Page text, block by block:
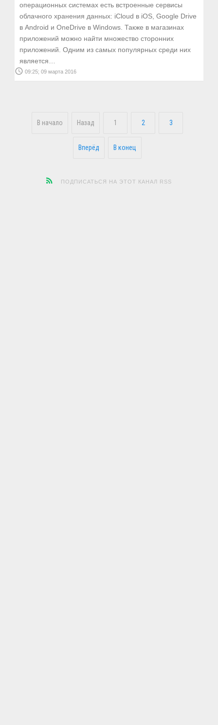
операционных системах есть встроенные сервисы
облачного хранения данных: iCloud в iOS, Google Drive
в Android и OneDrive в Windows. Также в магазинах
приложений можно найти множество сторонних
приложений. Одним из самых популярных среди них
является…
access_time 09:25; 09 марта 2016
В начало Назад 1 2 3
Вперёд В конец
ПОДПИСАТЬСЯ НА ЭТОТ КАНАЛ RSS